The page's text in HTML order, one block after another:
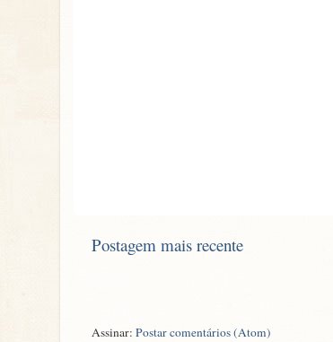
Postagem mais recente
Assinar: Postar comentários (Atom)